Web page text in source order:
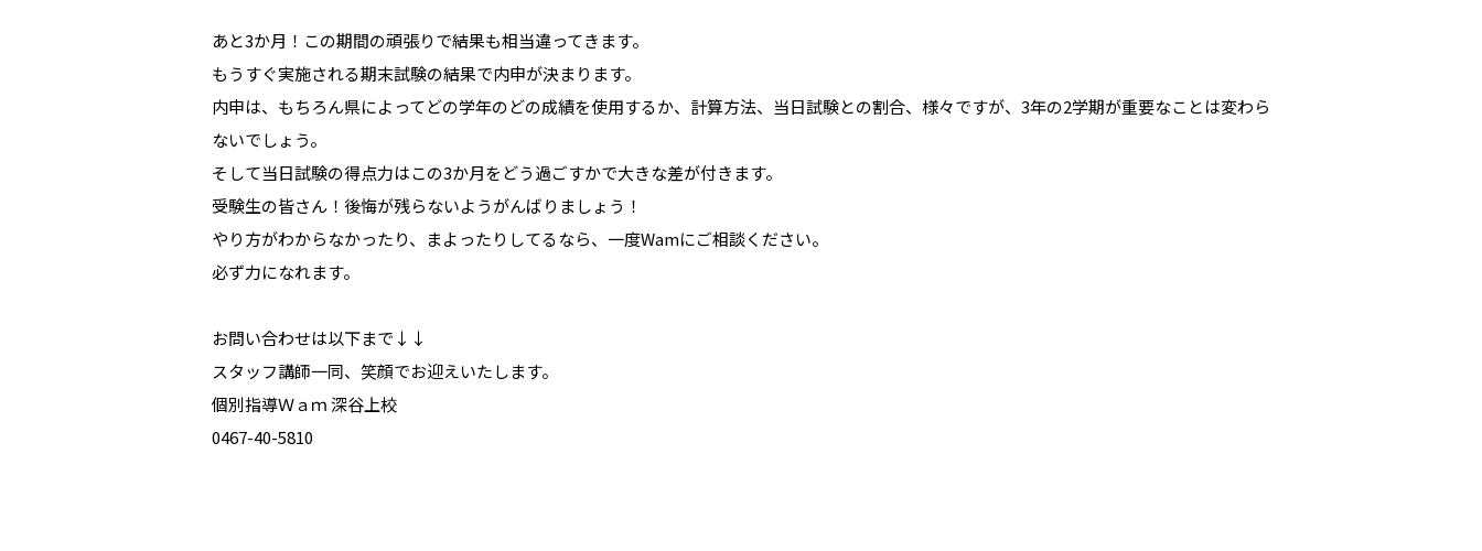
あと3か月！この期間の頑張りで結果も相当違ってきます。
もうすぐ実施される期末試験の結果で内申が決まります。
内申は、もちろん県によってどの学年のどの成績を使用するか、計算方法、当日試験との割合、様々ですが、3年の2学期が重要なことは変わら
ないでしょう。
そして当日試験の得点力はこの3か月をどう過ごすかで大きな差が付きます。
受験生の皆さん！後悔が残らないようがんばりましょう！
やり方がわからなかったり、まよったりしてるなら、一度Wamにご相談ください。
必ず力になれます。
お問い合わせは以下まで↓↓
スタッフ講師一同、笑顔でお迎えいたします。
個別指導Ｗａｍ 深谷上校
0467-40-5810